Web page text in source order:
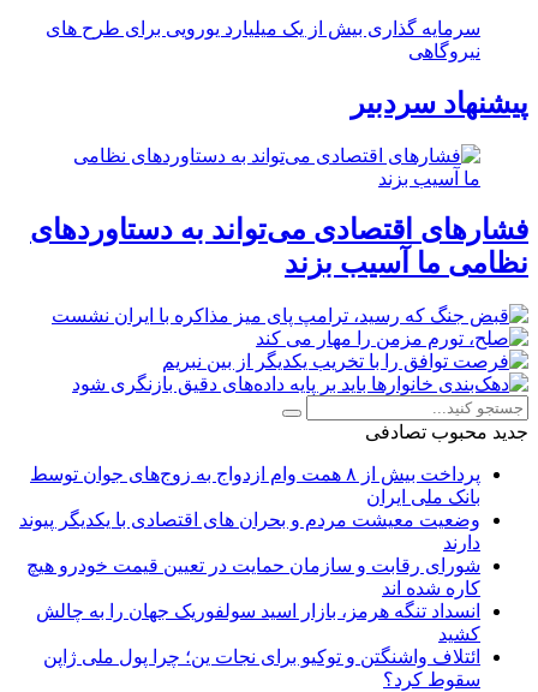
سرمایه گذاری بیش از یک میلیارد یورویی برای طرح های
نیروگاهی
پیشنهاد سردبیر
فشارهای اقتصادی می‌تواند به دستاوردهای
نظامی ما آسیب بزند
جدید محبوب تصادفی
پرداخت بیش از ۸ همت وام ازدواج به زوج‌های جوان توسط
بانک ملی ایران
وضعیت معیشت مردم و بحران های اقتصادی با یکدیگر پیوند
دارند
شورای رقابت و سازمان حمایت در تعیین قیمت خودرو هیچ
کاره شده اند
انسداد تنگه هرمز، بازار اسید سولفوریک جهان را به چالش
کشید
ائتلاف واشنگتن و توکیو برای نجات ین؛ چرا پول ملی ژاپن
سقوط کرد؟